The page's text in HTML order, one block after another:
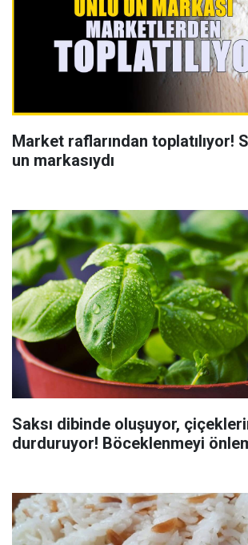
Market raflarından toplatılıyor!
un markasıydı
Saksı dibinde oluşuyor,
durduruyor! Böceklenmeyi